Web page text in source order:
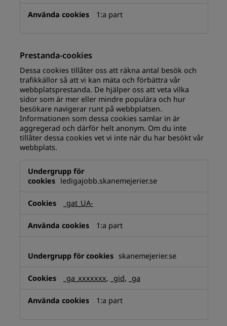
1:a part
Prestanda-cookies
Dessa cookies tillåter oss att räkna antal besök och
trafikkällor så att vi kan mäta och förbättra vår
webbplatsprestanda. De hjälper oss att veta vilka
sidor som är mer eller mindre populära och hur
besökare navigerar runt på webbplatsen.
Informationen som dessa cookies samlar in är
aggregerad och därför helt anonym. Om du inte
tillåter dessa cookies vet vi inte när du har besökt vår
webbplats.
cookies
ledigajobb.skanemejerier.se
_gat_UA-
1:a part
skanemejerier.se
_ga_xxxxxxx, _gid, _ga
1:a part